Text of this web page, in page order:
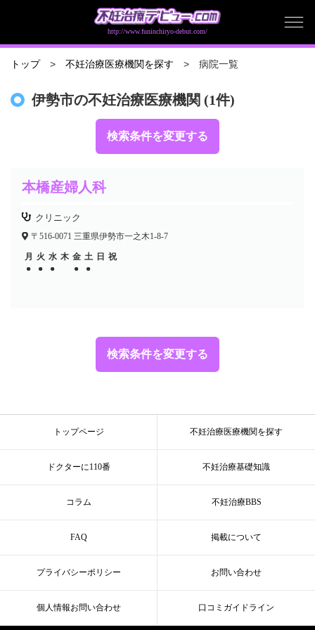
http://www.funinchiryo-debut.com/
トップ 不妊治療医療機関を探す 病院一覧
検索条件を変更する
伊勢市の不妊治療医療機関 (1件)
検索条件を変更する
本橋産婦人科
クリニック
〒516-0071 三重県伊勢市一之木1-8-7
月 火 水 木 金 土 日 祝
●
● ● ● ●
● ● ● ● ●
トップページ 不妊治療医療機関を探す
ドクターに110番 不妊治療基礎知識
コラム 不妊治療BBS
FAQ 掲載について
プライバシーポリシー お問い合わせ
個人情報お問い合わせ 口コミガイドライン